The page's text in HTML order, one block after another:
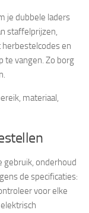
je dubbele laders
staffelprijzen,
en
te vangen. Zo borg
materiaal,
gebruik, onderhoud
de specificaties:
voor elke